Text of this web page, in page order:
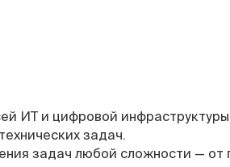
ИТ и цифровой
задач.
задач любой сложности —